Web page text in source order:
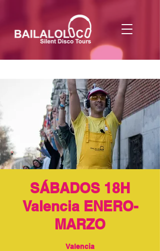
SÁBADOS 18H
Valencia ENERO-
MARZO
Valencia